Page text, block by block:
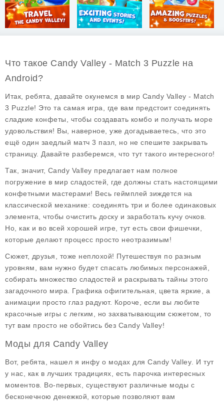
Что такое Candy Valley - Match 3 Puzzle на
Android?
Итак, ребята, давайте окунемся в мир Candy Valley - Match
3 Puzzle! Это та самая игра, где вам предстоит соединять
сладкие конфеты, чтобы создавать комбо и получать море
удовольствия! Вы, наверное, уже догадываетесь, что это
ещё один заедлый матч 3 пазл, но не спешите закрывать
страницу. Давайте разберемся, что тут такого интересного!
Так, значит, Candy Valley предлагает нам полное
погружение в мир сладостей, где должны стать настоящими
конфетными мастерами! Весь геймплей зиждется на
классической механике: соединять три и более одинаковых
элемента, чтобы очистить доску и заработать кучу очков.
Но, как и во всей хорошей игре, тут есть свои фишечки,
которые делают процесс просто неотразимым!
Сюжет, друзья, тоже неплохой! Путешествуя по разным
уровням, вам нужно будет спасать любимых персонажей,
собирать множество сладостей и раскрывать тайны этого
загадочного мира. Графика офигительная, цвета яркие, а
анимации просто глаз радуют. Короче, если вы любите
красочные игры с легким, но захватывающим сюжетом, то
тут вам просто не обойтись без Candy Valley!
Моды для Candy Valley
Вот, ребята, нашел я инфу о модах для Candy Valley . И тут
у нас, как в лучших традициях, есть парочка интересных
моментов. Во-первых, существуют различные моды с
бесконечною денежкой , которые позволяют вам